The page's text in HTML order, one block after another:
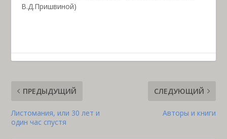
В.Д.Пришвиной)
ПРЕДЫДУЩИЙ
Листомания, или 30 лет и
один час спустя
СЛЕДУЮЩИЙ
Авторы и книги